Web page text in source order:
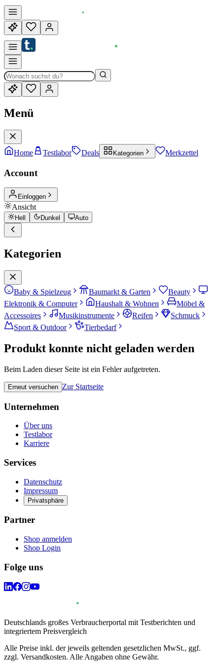
Menü
Home Testlabor Deals Kategorien Merkzettel
Account
Einloggen
Ansicht
Hell Dunkel Auto
Kategorien
Baby & Spielzeug Baumarkt & Garten
Beauty
Elektronik & Computer
Haushalt & Wohnen
Möbel &
Accessoires
Musikinstrumente Reifen
Schmuck
Sport & Outdoor
Tierbedarf
Produkt konnte nicht geladen werden
Beim Laden dieser Seite ist ein Fehler aufgetreten.
Erneut versuchen Zur Startseite
Unternehmen
Über uns
Testlabor
Karriere
Services
Datenschutz
Impressum
Privatsphäre
Partner
Shop anmelden
Shop Login
Folge uns
Deutschlands großes Verbraucherportal mit Testberichten und
integriertem Preisvergleich
Alle Preise inkl. der jeweils geltenden gesetzlichen MwSt., ggf.
zzgl. Versandkosten. Alle Angaben ohne Gewähr.